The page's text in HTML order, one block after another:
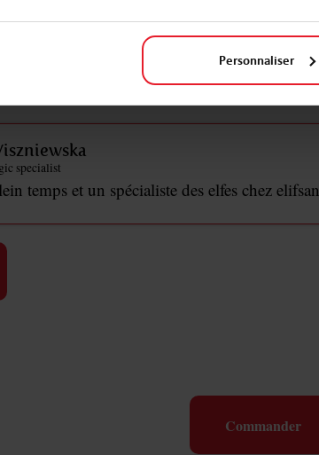
Personnaliser
message pour attendre tous tes
et de te souhaiter un joyeux Noël.
recevoir directement ta vidéo et profiter
specialist
temps et un spécialiste des elfes chez
Commander